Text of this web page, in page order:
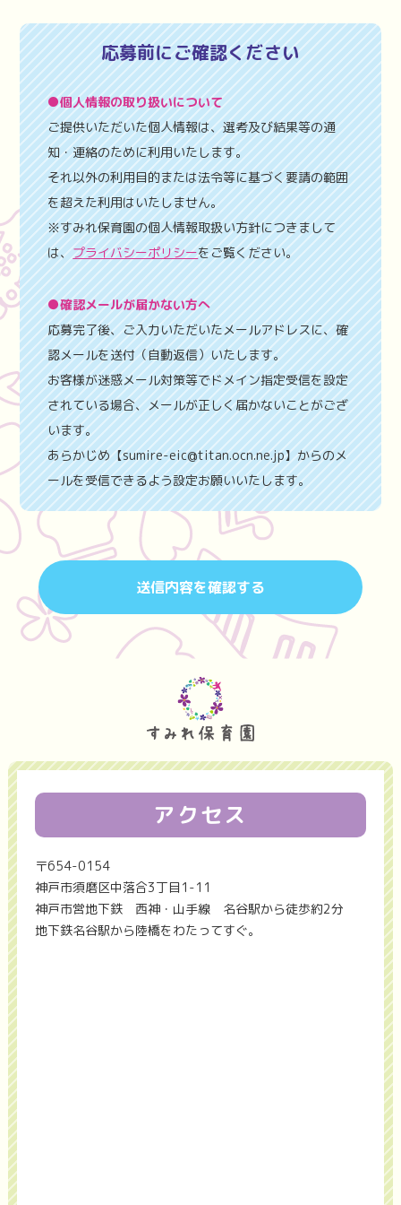
応募前にご確認ください
●個人情報の取り扱いについて
ご提供いただいた個人情報は、選考及び結果等の通
知・連絡のために利用いたします。
それ以外の利用目的または法令等に基づく要請の範囲
を超えた利用はいたしません。
※すみれ保育園の個人情報取扱い方針につきまして
は、プライバシーポリシーをご覧ください。
●確認メールが届かない方へ
応募完了後、ご入力いただいたメールアドレスに、確
認メールを送付（自動返信）いたします。
お客様が迷惑メール対策等でドメイン指定受信を設定
されている場合、メールが正しく届かないことがござ
います。
あらかじめ【sumire-eic@titan.ocn.ne.jp】からのメ
ールを受信できるよう設定お願いいたします。
アクセス
〒654-0154
神戸市須磨区中落合3丁目1-11
神戸市営地下鉄 西神・山手線 名谷駅から徒歩約2分
地下鉄名谷駅から陸橋をわたってすぐ。